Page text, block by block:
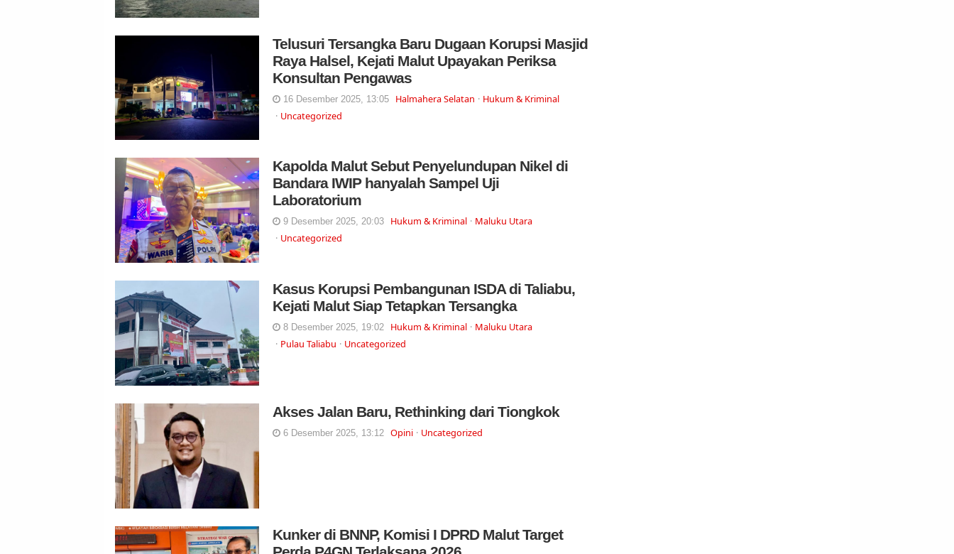
Telusuri Tersangka Baru Dugaan Korupsi Masjid
Raya Halsel, Kejati Malut Upayakan Periksa
Konsultan Pengawas
16 Desember 2025, 13:05 Halmahera Selatan
Hukum & Kriminal
Uncategorized
Kapolda Malut Sebut Penyelundupan Nikel di
Bandara IWIP hanyalah Sampel Uji
Laboratorium
9 Desember 2025, 20:03 Hukum & Kriminal
Maluku Utara
Uncategorized
Kasus Korupsi Pembangunan ISDA di Taliabu,
Kejati Malut Siap Tetapkan Tersangka
8 Desember 2025, 19:02 Hukum & Kriminal
Maluku Utara
Pulau Taliabu
Uncategorized
Akses Jalan Baru, Rethinking dari Tiongkok
6 Desember 2025, 13:12 Opini Uncategorized
Kunker di BNNP, Komisi I DPRD Malut Target